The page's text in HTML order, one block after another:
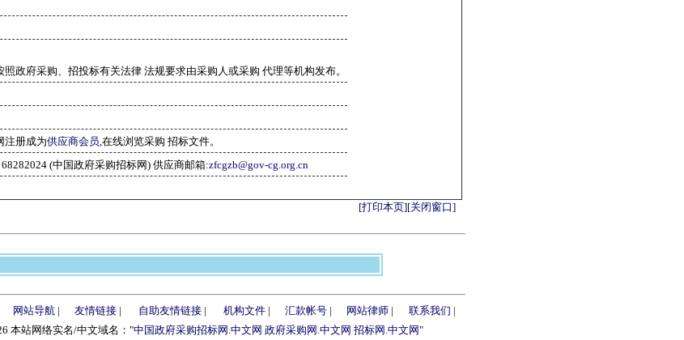
政府采购、招投标有关法律 法规要求由采购人或采购 代理等机构发布。
注册成为供应商会员,在线浏览采购 招标文件。
(中国政府采购招标网) 供应商邮箱:zfcgzb@gov-cg.org.cn
[打印本页][关闭窗口]
网站导航 | 友情链接 | 自助友情链接 | 机构文件 | 汇款帐号 | 网站律师 | 联系我们 |
本站网络实名/中文域名："中国政府采购招标网.中文网 政府采购网.中文网 招标网.中文网"